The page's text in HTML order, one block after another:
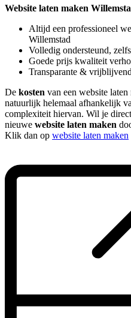
Website laten maken
Altijd een professioneel
Willemstad
Volledig ondersteund,
Goede prijs kwaliteit
Transparante &
De kosten van een website
natuurlijk helemaal afhankelijk
complexiteit hiervan. Wil je
nieuwe website laten maken
Klik dan op website laten maken